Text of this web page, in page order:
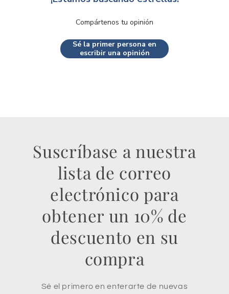
Compártenos tu opinión
Sé la primer persona en
escribir una opinión
Suscríbase a nuestra
lista de correo
electrónico para
obtener un 10% de
descuento en su
compra
Sé el primero en enterarte de nuevas